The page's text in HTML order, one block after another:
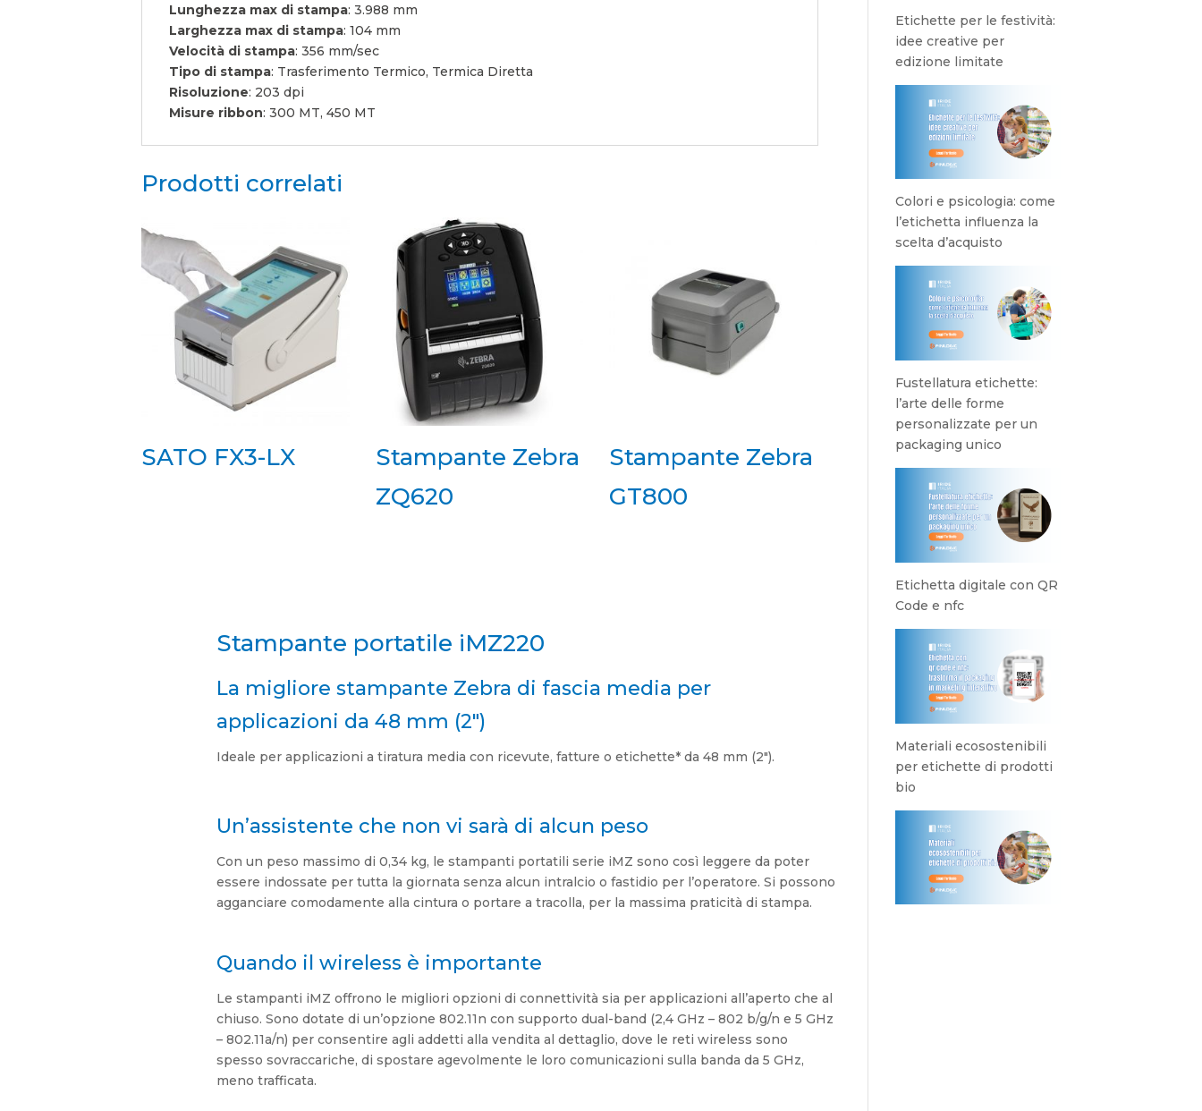
Lunghezza max di stampa: 3.988 mm
Larghezza max di stampa: 104 mm
Velocità di stampa: 356 mm/sec
Tipo di stampa: Trasferimento Termico, Termica Diretta
Risoluzione: 203 dpi
Misure ribbon: 300 MT, 450 MT
Prodotti correlati
SATO FX3-LX
Stampante Zebra
ZQ620
Stampante Zebra
GT800
Stampante portatile iMZ220
La migliore stampante Zebra di fascia media per
applicazioni da 48 mm (2″)
Ideale per applicazioni a tiratura media con ricevute, fatture o etichette* da 48 mm (2″).
Un’assistente che non vi sarà di alcun peso
Con un peso massimo di 0,34 kg, le stampanti portatili serie iMZ sono così leggere da poter
essere indossate per tutta la giornata senza alcun intralcio o fastidio per l’operatore. Si possono
agganciare comodamente alla cintura o portare a tracolla, per la massima praticità di stampa.
Quando il wireless è importante
Le stampanti iMZ offrono le migliori opzioni di connettività sia per applicazioni all’aperto che al
chiuso. Sono dotate di un’opzione 802.11n con supporto dual-band (2,4 GHz – 802 b/g/n e 5 GHz
– 802.11a/n) per consentire agli addetti alla vendita al dettaglio, dove le reti wireless sono
spesso sovraccariche, di spostare agevolmente le loro comunicazioni sulla banda da 5 GHz,
meno trafficata.
Etichette per le festività:
idee creative per
edizione limitate
Colori e psicologia: come
l’etichetta influenza la
scelta d’acquisto
Fustellatura etichette:
l’arte delle forme
personalizzate per un
packaging unico
Etichetta digitale con QR
Code e nfc
Materiali ecosostenibili
per etichette di prodotti
bio